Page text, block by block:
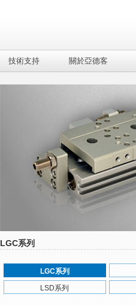
技術支持 關於亞德客
LGC系列
LGC系列
LSD系列